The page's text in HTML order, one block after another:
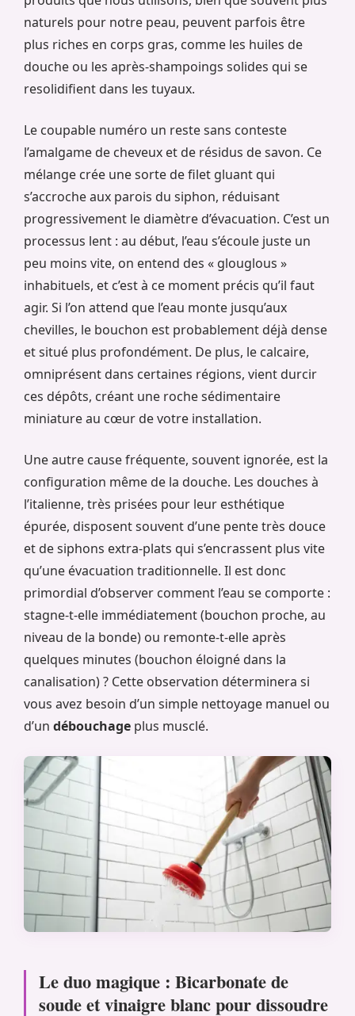
naturels pour notre peau, peuvent parfois être
plus riches en corps gras, comme les huiles de
douche ou les après-shampoings solides qui se
resolidifient dans les tuyaux.
Le coupable numéro un reste sans conteste
l’amalgame de cheveux et de résidus de savon. Ce
mélange crée une sorte de filet gluant qui
s’accroche aux parois du siphon, réduisant
progressivement le diamètre d’évacuation. C’est un
processus lent : au début, l’eau s’écoule juste un
peu moins vite, on entend des « glouglous »
inhabituels, et c’est à ce moment précis qu’il faut
agir. Si l’on attend que l’eau monte jusqu’aux
chevilles, le bouchon est probablement déjà dense
et situé plus profondément. De plus, le calcaire,
omniprésent dans certaines régions, vient durcir
ces dépôts, créant une roche sédimentaire
miniature au cœur de votre installation.
Une autre cause fréquente, souvent ignorée, est la
configuration même de la douche. Les douches à
l’italienne, très prisées pour leur esthétique
épurée, disposent souvent d’une pente très douce
et de siphons extra-plats qui s’encrassent plus vite
qu’une évacuation traditionnelle. Il est donc
primordial d’observer comment l’eau se comporte :
stagne-t-elle immédiatement (bouchon proche, au
niveau de la bonde) ou remonte-t-elle après
quelques minutes (bouchon éloigné dans la
canalisation) ? Cette observation déterminera si
vous avez besoin d’un simple nettoyage manuel ou
d’un débouchage plus musclé.
Le duo magique : Bicarbonate de
soude et vinaigre blanc pour dissoudre